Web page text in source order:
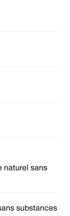
naturel sans
substances